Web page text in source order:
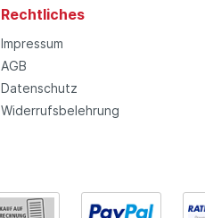
Rechtliches
Impressum
AGB
Datenschutz
Widerrufsbelehrung